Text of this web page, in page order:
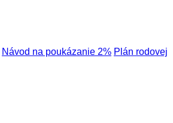
Návod na poukázanie 2% Plán rodovej